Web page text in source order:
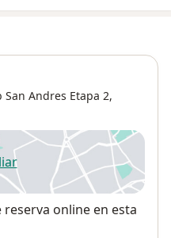
San Andres Etapa 2,
abre en una nueva
online en esta